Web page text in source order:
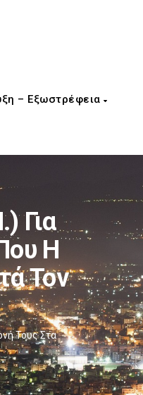
– Εξωστρέφεια
Για
Η
Τον
Τους Στα